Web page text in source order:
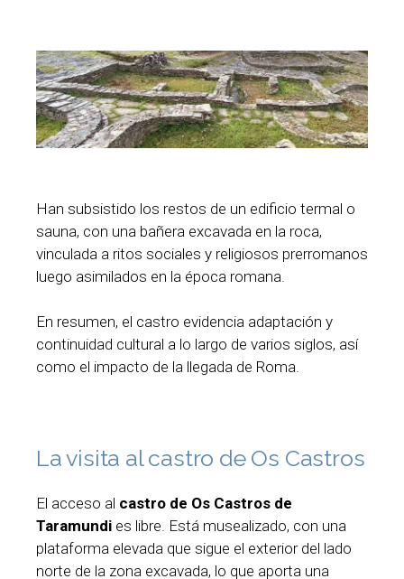
Han subsistido los restos de un edificio termal o
sauna, con una bañera excavada en la roca,
vinculada a ritos sociales y religiosos prerromanos
luego asimilados en la época romana.
En resumen, el castro evidencia adaptación y
continuidad cultural a lo largo de varios siglos, así
como el impacto de la llegada de Roma.
La visita al castro de Os Castros
El acceso al castro de Os Castros de
Taramundi es libre. Está musealizado, con una
plataforma elevada que sigue el exterior del lado
norte de la zona excavada, lo que aporta una